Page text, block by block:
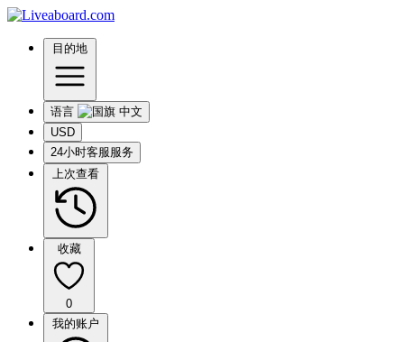
目的地
语言
USD
24小时客服服务
上次查看
收藏
0
我的账户